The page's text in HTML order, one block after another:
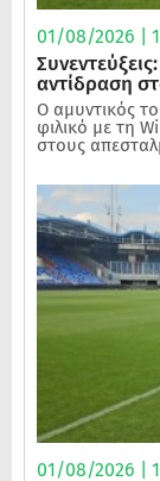
01/08/2026 |
αντίδραση
Ο αμυντικός
φιλικό με τη
στους
01/08/2026 |